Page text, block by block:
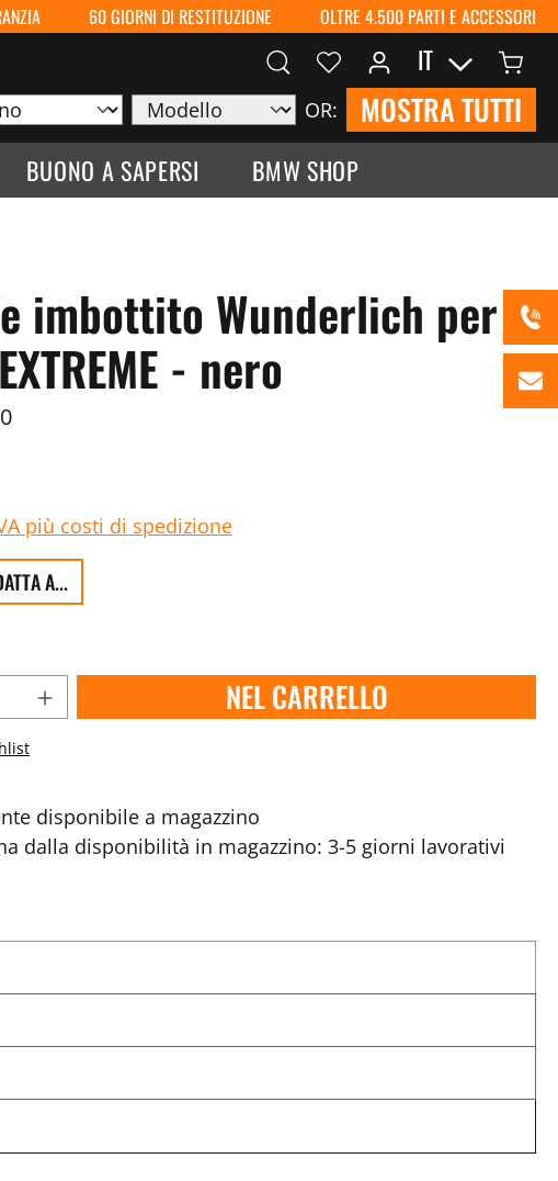
60 GIORNI DI RESTITUZIONE OLTRE 4.500 PARTI E ACCESSORI
OR: MOSTRA TUTTI
IT
BUONO A SAPERSI BMW SHOP
imbottito Wunderlich per
- nero
più costi di spedizione
A...
NEL CARRELLO
disponibile a magazzino
dalla disponibilità in magazzino: 3-5 giorni lavorativi